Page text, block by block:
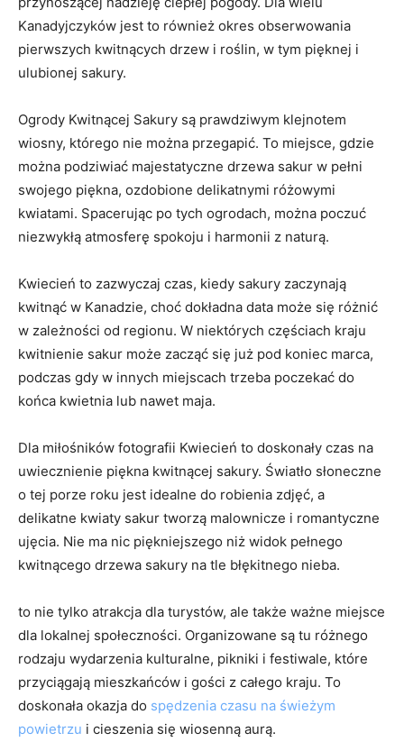
Kanadyjczyków jest to również ‍okres ⁤obserwowania
pierwszych kwitnących drzew i roślin, w tym pięknej i
ulubionej sakury.
Ogrody ⁢Kwitnącej​ Sakury są prawdziwym klejnotem
wiosny, którego nie można przegapić. ‌To miejsce, gdzie
można ‌podziwiać majestatyczne drzewa ⁤sakur w‍ pełni
swojego piękna, ozdobione delikatnymi ⁣różowymi
kwiatami. ‌Spacerując po tych ogrodach, można poczuć
niezwykłą atmosferę spokoju i harmonii z naturą.
Kwiecień to zazwyczaj⁣ czas, kiedy sakury zaczynają
kwitnąć w Kanadzie, choć dokładna data może się różnić
w zależności ‌od regionu. W niektórych częściach kraju
kwitnienie sakur‌ może zacząć się już pod koniec marca,
podczas​ gdy w innych⁤ miejscach trzeba poczekać do
‍końca kwietnia lub nawet maja.
Dla miłośników fotografii Kwiecień to ⁢doskonały czas na
uwiecznienie piękna kwitnącej sakury. Światło⁢ słoneczne
o​ tej porze⁣ roku jest idealne do robienia zdjęć, a
‌delikatne kwiaty‌ sakur tworzą malownicze i romantyczne
ujęcia. Nie⁤ ma nic piękniejszego niż widok pełnego
‌kwitnącego drzewa sakury ​na tle błękitnego nieba.
to nie‌ tylko‌ atrakcja ​dla ‍turystów, ale także⁤ ważne⁣ miejsce
dla ⁢lokalnej społeczności. Organizowane są tu⁤ różnego
rodzaju wydarzenia kulturalne, pikniki i festiwale, które
przyciągają mieszkańców i gości z całego⁤ kraju. To
doskonała okazja do spędzenia⁤ czasu na świeżym
powietrzu i cieszenia się wiosenną ‍aurą.